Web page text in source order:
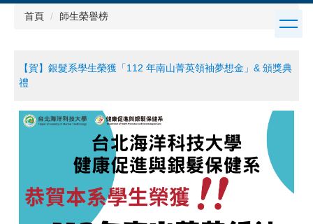
首頁 師生榮譽榜
【賀】銀髮系學生榮獲「112 年南山菁英領袖夢想金」& 頒獎典
禮